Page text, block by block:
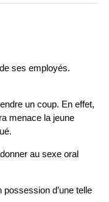
ses employés.
un coup. En effet,
menace la jeune
au sexe oral
d’une telle